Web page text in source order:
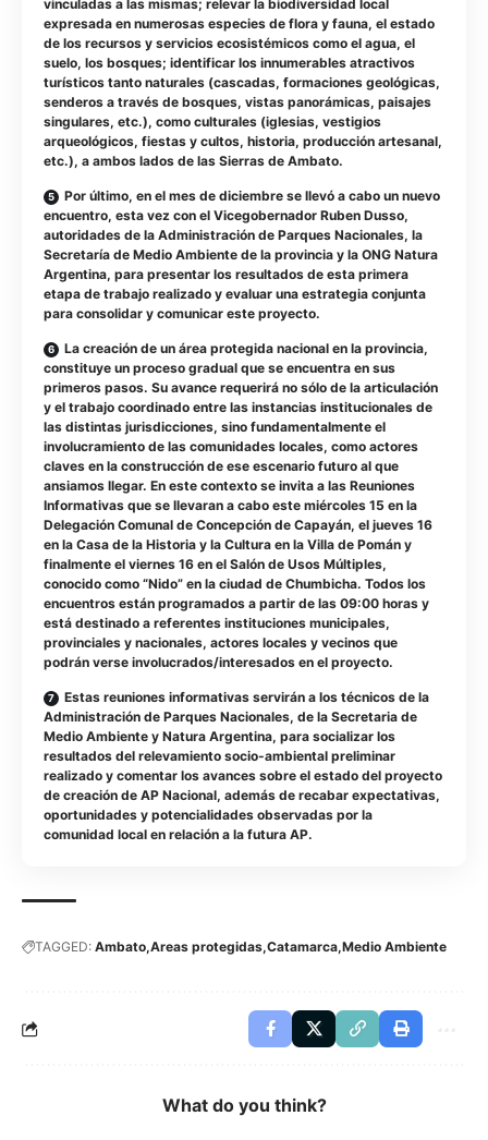
vinculadas a las mismas; relevar la biodiversidad local
expresada en numerosas especies de flora y fauna, el estado
de los recursos y servicios ecosistémicos como el agua, el
suelo, los bosques; identificar los innumerables atractivos
turísticos tanto naturales (cascadas, formaciones geológicas,
senderos a través de bosques, vistas panorámicas, paisajes
singulares, etc.), como culturales (iglesias, vestigios
arqueológicos, fiestas y cultos, historia, producción artesanal,
etc.), a ambos lados de las Sierras de Ambato.
Por último, en el mes de diciembre se llevó a cabo un nuevo
encuentro, esta vez con el Vicegobernador Ruben Dusso,
autoridades de la Administración de Parques Nacionales, la
Secretaría de Medio Ambiente de la provincia y la ONG Natura
Argentina, para presentar los resultados de esta primera
etapa de trabajo realizado y evaluar una estrategia conjunta
para consolidar y comunicar este proyecto.
La creación de un área protegida nacional en la provincia,
constituye un proceso gradual que se encuentra en sus
primeros pasos. Su avance requerirá no sólo de la articulación
y el trabajo coordinado entre las instancias institucionales de
las distintas jurisdicciones, sino fundamentalmente el
involucramiento de las comunidades locales, como actores
claves en la construcción de ese escenario futuro al que
ansiamos llegar. En este contexto se invita a las Reuniones
Informativas que se llevaran a cabo este miércoles 15 en la
Delegación Comunal de Concepción de Capayán, el jueves 16
en la Casa de la Historia y la Cultura en la Villa de Pomán y
finalmente el viernes 16 en el Salón de Usos Múltiples,
conocido como “Nido” en la ciudad de Chumbicha. Todos los
encuentros están programados a partir de las 09:00 horas y
está destinado a referentes instituciones municipales,
provinciales y nacionales, actores locales y vecinos que
podrán verse involucrados/interesados en el proyecto.
Estas reuniones informativas servirán a los técnicos de la
Administración de Parques Nacionales, de la Secretaria de
Medio Ambiente y Natura Argentina, para socializar los
resultados del relevamiento socio-ambiental preliminar
realizado y comentar los avances sobre el estado del proyecto
de creación de AP Nacional, además de recabar expectativas,
oportunidades y potencialidades observadas por la
comunidad local en relación a la futura AP.
TAGGED: Ambato Areas protegidas Catamarca Medio Ambiente
What do you think?